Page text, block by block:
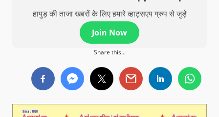
हापुड़ की ताजा खबरों के लिए हमारे व्हाट्सएप ग्रुप से जुड़े
Join Now
Share this...